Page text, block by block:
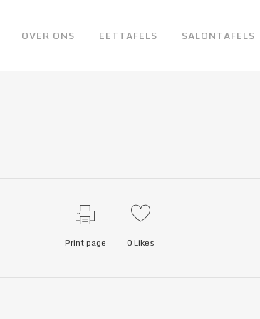
OVER ONS EETTAFELS SALONTAFELS
Print page 0Likes